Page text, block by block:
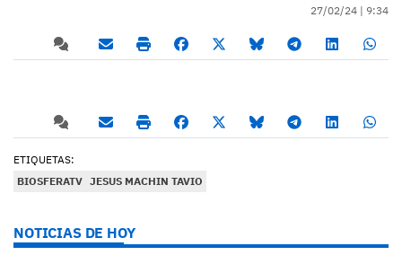
27/02/24 | 9:34
ETIQUETAS:
BIOSFERATV JESUS MACHIN TAVIO
NOTICIAS DE HOY